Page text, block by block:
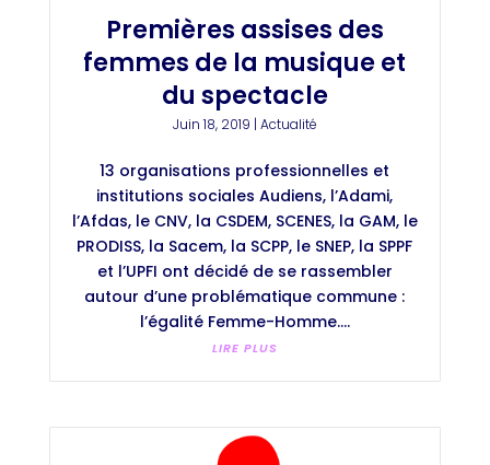
Premières assises des
femmes de la musique et
du spectacle
Juin 18, 2019 | Actualité
13 organisations professionnelles et
institutions sociales Audiens, l’Adami,
l’Afdas, le CNV, la CSDEM, SCENES, la GAM, le
PRODISS, la Sacem, la SCPP, le SNEP, la SPPF
et l’UPFI ont décidé de se rassembler
autour d’une problématique commune :
l’égalité Femme-Homme....
LIRE PLUS